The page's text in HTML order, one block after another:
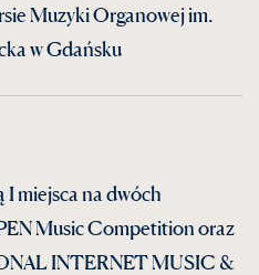
Muzyki Organowej im.
w Gdańsku
miejsca na dwóch
Music Competition oraz
INTERNET MUSIC &